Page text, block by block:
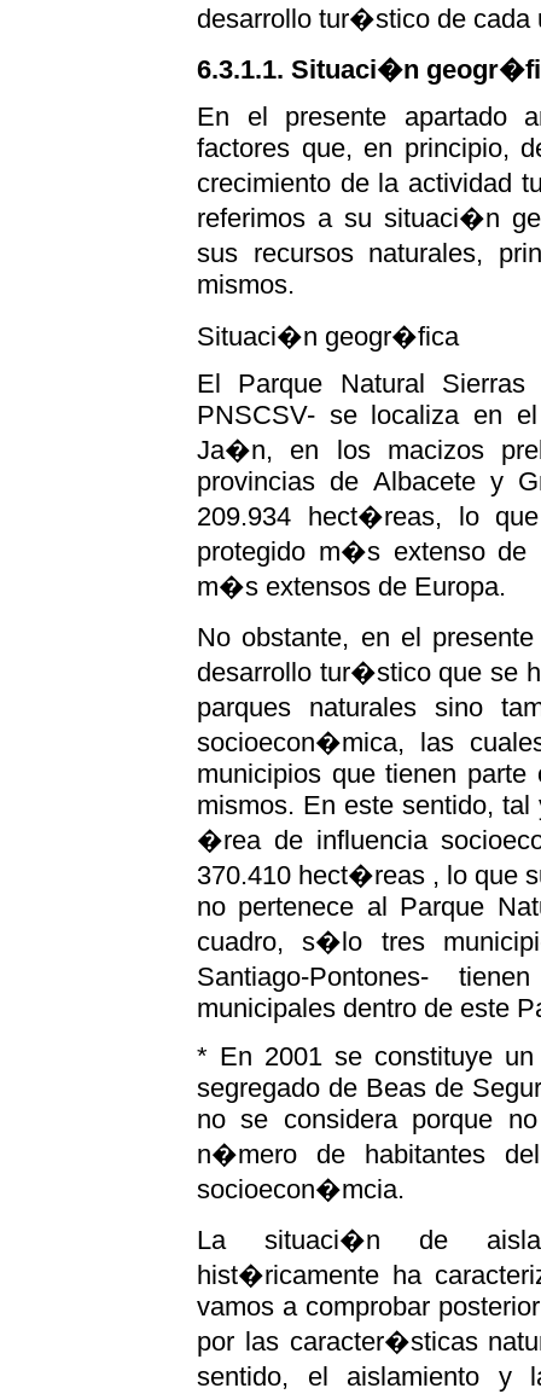
desarrollo tur�stico de cada
6.3.1.1. Situaci�n
En el presente apartado
factores que, en principio,
crecimiento de la actividad
referimos a su situaci�n
sus recursos naturales,
mismos.
Situaci�n geogr�fica
El Parque Natural
PNSCSV- se localiza en
Ja�n, en los macizos
provincias de Albacete y
209.934 hect�reas, lo
protegido m�s extenso
m�s extensos de Europa.
No obstante, en el
desarrollo tur�stico que se
parques naturales sino
socioecon�mica, las
municipios que tienen
mismos. En este sentido,
�rea de influencia
370.410 hect�reas , lo que
no pertenece al Parque
cuadro, s�lo tres
Santiago-Pontones-
municipales dentro de este
* En 2001 se constituye
segregado de Beas de
no se considera porque
n�mero de habitantes
socioecon�mcia.
La situaci�n de
hist�ricamente ha
vamos a comprobar
por las caracter�sticas
sentido, el aislamiento y